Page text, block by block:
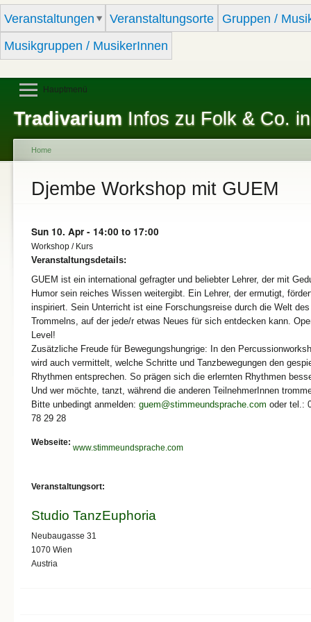
Veranstaltungen Veranstaltungsorte
Gruppen /
Musikgruppen / MusikerInnen
Tradivarium Infos zu Folk & Co.
Hauptmenü
You are here
Home
Djembe Workshop mit GUEM
Sun 10. Apr - 14:00 to 17:00
Workshop / Kurs
Veranstaltungsdetails:
GUEM ist ein international gefragter und beliebter Lehrer, der mit
Humor sein reiches Wissen weitergibt. Ein Lehrer, der ermutigt,
inspiriert. Sein Unterricht ist eine Forschungsreise durch die Welt des
Trommelns, auf der jede/r etwas Neues für sich entdecken kann.
Level!
Zusätzliche Freude für Bewegungshungrige: In den
wird auch vermittelt, welche Schritte und Tanzbewegungen den
Rhythmen entsprechen. So prägen sich die erlernten Rhythmen
Und wer möchte, tanzt, während die anderen TeilnehmerInnen
Bitte unbedingt anmelden: guem@stimmeundsprache.com oder tel.:
78 29 28
Webseite:
www.stimmeundsprache.com
Veranstaltungsort:
Studio TanzEuphoria
Neubaugasse 31
1070 Wien
Austria